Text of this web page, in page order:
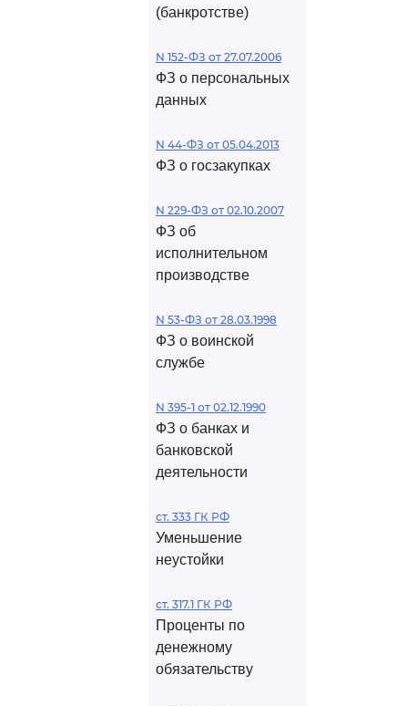
(банкротстве)
N 152-ФЗ от 27.07.2006
ФЗ о персональных
данных
N 44-ФЗ от 05.04.2013
ФЗ о госзакупках
N 229-ФЗ от 02.10.2007
ФЗ об
исполнительном
производстве
N 53-ФЗ от 28.03.1998
ФЗ о воинской
службе
N 395-1 от 02.12.1990
ФЗ о банках и
банковской
деятельности
ст. 333 ГК РФ
Уменьшение
неустойки
ст. 317.1 ГК РФ
Проценты по
денежному
обязательству